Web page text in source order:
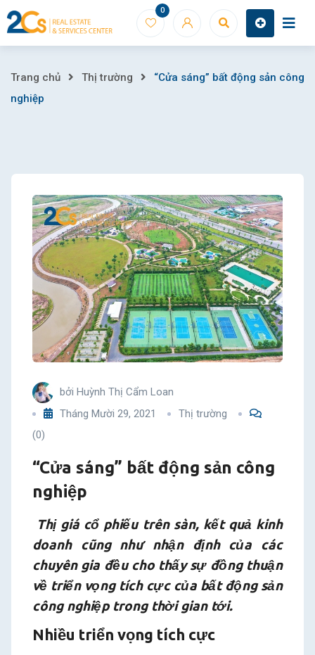
Skip
to
0
“Cửa
động
sản
công
nghiệp
Trang chủ Thị trường
“Cửa sáng” bất động sản công
nghiệp
bởi Huỳnh Thị Cẩm Loan
Tháng Mười 29, 2021
Thị trường
(0)
“Cửa sáng” bất động sản công
nghiệp
Thị giá cổ phiếu trên sàn, kết quả kinh
doanh cũng như nhận định của các
chuyên gia đều cho thấy sự đồng thuận
về triển vọng tích cực của bất động sản
công nghiệp trong thời gian tới.
Nhiều triển vọng tích cực